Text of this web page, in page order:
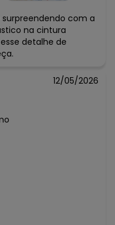
surpreendendo com a
na cintura
detalhe de
12/05/2026